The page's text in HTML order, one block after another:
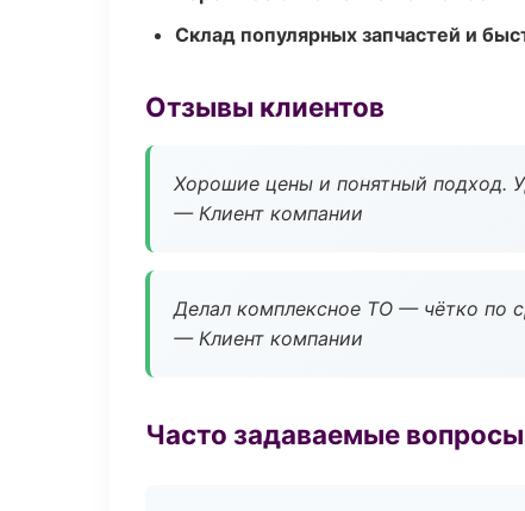
Склад популярных запчастей и
Отзывы клиентов
Хорошие цены и понятный подход.
— Клиент компании
Делал комплексное ТО — чётко по
— Клиент компании
Часто задаваемые вопросы